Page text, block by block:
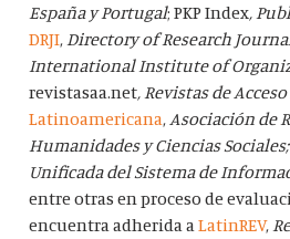
España y Portugal; PKP Index,
DRJI,Directory of Research
International Institute of
revistasaa.net, Revistas de
Latinoamericana,Asociación de
Humanidades y Ciencias
Unificada del Sistema de
entre otras en proceso de
encuentra adherida aLatinREV,